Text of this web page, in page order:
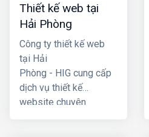
Thiết kế web tại
Hải Phòng
Công ty thiết kế web
tại Hải
Phòng - HIG cung cấp
dịch vụ thiết kế
website chuyên